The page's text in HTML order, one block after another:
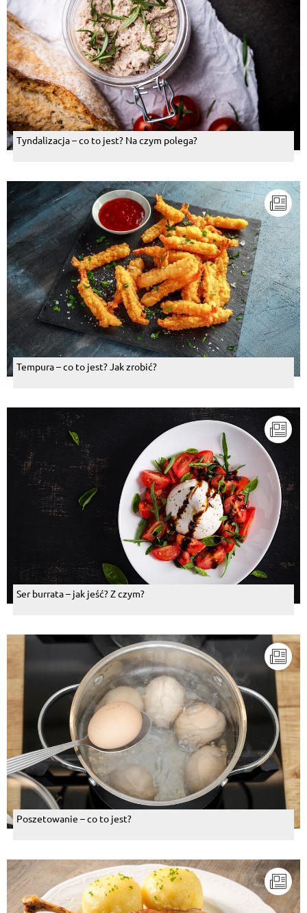
Tyndalizacja – co to jest? Na czym polega?
Tempura – co to jest? Jak zrobić?
Ser burrata – jak jeść? Z czym?
Poszetowanie – co to jest?